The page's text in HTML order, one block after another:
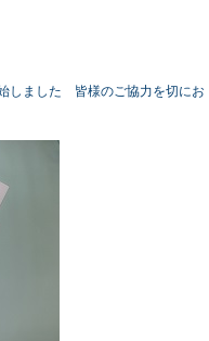
しました 皆様のご協力を切にお